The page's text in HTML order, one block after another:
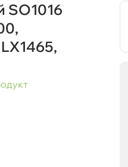
SO1016
LX1465, SB553)